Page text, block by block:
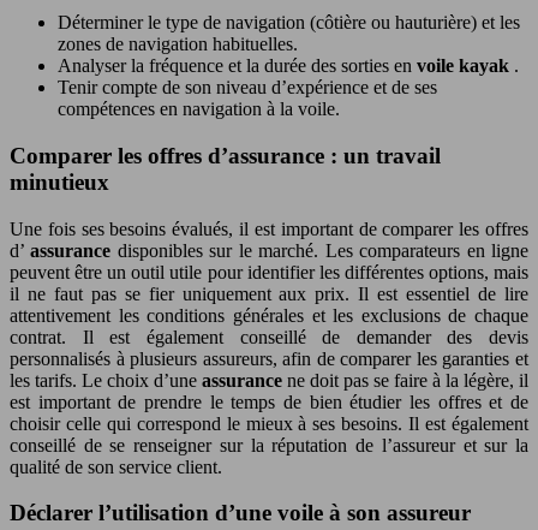
Déterminer le type de navigation (côtière ou hauturière) et les
zones de navigation habituelles.
Analyser la fréquence et la durée des sorties en voile kayak .
Tenir compte de son niveau d’expérience et de ses
compétences en navigation à la voile.
Comparer les offres d’assurance : un travail
minutieux
Une fois ses besoins évalués, il est important de comparer les offres
d’assurance disponibles sur le marché. Les comparateurs en ligne
peuvent être un outil utile pour identifier les différentes options, mais
il ne faut pas se fier uniquement aux prix. Il est essentiel de lire
attentivement les conditions générales et les exclusions de chaque
contrat. Il est également conseillé de demander des devis
personnalisés à plusieurs assureurs, afin de comparer les garanties et
les tarifs. Le choix d’une assurance ne doit pas se faire à la légère, il
est important de prendre le temps de bien étudier les offres et de
choisir celle qui correspond le mieux à ses besoins. Il est également
conseillé de se renseigner sur la réputation de l’assureur et sur la
qualité de son service client.
Déclarer l’utilisation d’une voile à son assureur